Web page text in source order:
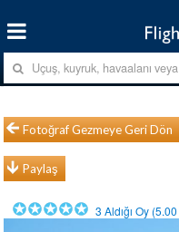
Fotoğraf Gezmeye Geri Dön
Paylaş
3 Aldığı Oy (5.00